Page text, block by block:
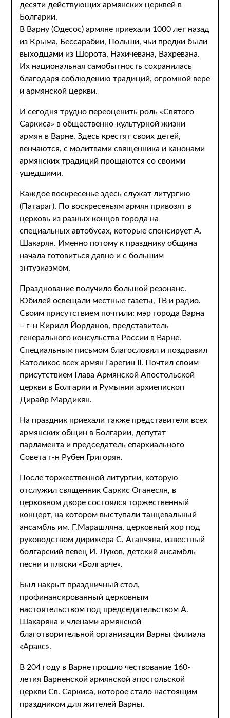
десяти действующих армянских церквей в
Болгарии.
В Варну (Одесос) армяне приехали 1000 лет назад
из Крыма, Бессарабии, Польши, чьи предки были
выходцами из Шорота, Нахичевана, Вахревана.
Их национальная самобытность сохранилась
благодаря соблюдению традиций, огромной вере
и армянской церкви.
И сегодня трудно переоценить роль «Святого
Саркиса» в общественно-культурной жизни
армян в Варне. Здесь крестят своих детей,
венчаются, с молитвами священника и канонами
армянских традиций прощаются со своими
ушедшими.
Каждое воскресенье здесь служат литургию
(Патараг). По воскресеньям армян привозят в
церковь из разных концов города на
специальных автобусах, которые спонсирует А.
Шакарян. Именно потому к празднику община
начала готовиться давно и с большим
энтузиазмом.
Празднование получило большой резонанс.
Юбилей освещали местные газеты, ТВ и радио.
Своим присутствием почтили: мэр города Варна
– г-н Кирилл Йорданов, представитель
генерального консульства России в Варне.
Специальным письмом благословил и поздравил
Католикос всех армян Гарегин II. Почтил своим
присутствием Глава Армянской Апостольской
церкви в Болгарии и Румынии архиепископ
Дирайр Мардикян.
На праздник приехали также представители всех
армянских общин в Болгарии, депутат
парламента и председатель епархиального
Совета г-н Рубен Григорян.
После торжественной литургии, которую
отслужил священник Саркис Оганесян, в
церковном дворе состоялся торжественный
концерт, на котором выступали танцевальный
ансамбль им. Г.Марашляна, церковный хор под
руководством дирижера С. Аганчяна, известный
болгарский певец И. Луков, детский ансамбль
песни и пляски «Болгарче».
Был накрыт праздничный стол,
профинансированный церковным
настоятельством под председательством А.
Шакаряна и членами армянской
благотворительной организации Варны филиала
«Аракс».
В 204 году в Варне прошло чествование 160-
летия Варненской армянской апостольской
церкви Св. Саркиса, которое стало настоящим
праздником для жителей Варны.